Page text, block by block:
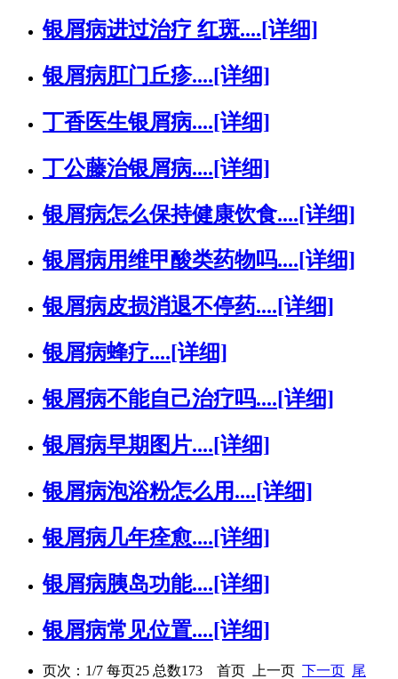
银屑病进过治疗 红斑....[详细]
银屑病肛门丘疹....[详细]
丁香医生银屑病....[详细]
丁公藤治银屑病....[详细]
银屑病怎么保持健康饮食....[详细]
银屑病用维甲酸类药物吗....[详细]
银屑病皮损消退不停药....[详细]
银屑病蜂疗....[详细]
银屑病不能自己治疗吗....[详细]
银屑病早期图片....[详细]
银屑病泡浴粉怎么用....[详细]
银屑病几年痊愈....[详细]
银屑病胰岛功能....[详细]
银屑病常见位置....[详细]
页次：1/7 每页25 总数173 首页 上一页 下一页 尾